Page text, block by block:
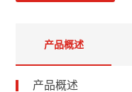
产品概述
产品概述